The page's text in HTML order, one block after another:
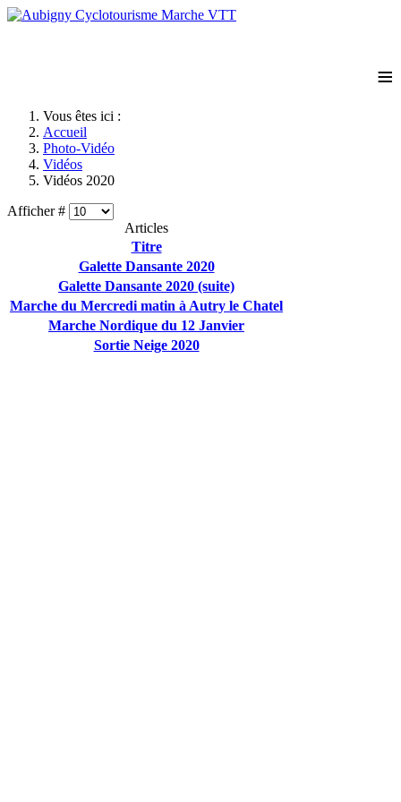
≡
Vous êtes ici :
Accueil
Photo-Vidéo
Vidéos
Vidéos 2020
Afficher #
Articles
Titre
Galette Dansante 2020
Galette Dansante 2020 (suite)
Marche du Mercredi matin à Autry le Chatel
Marche Nordique du 12 Janvier
Sortie Neige 2020